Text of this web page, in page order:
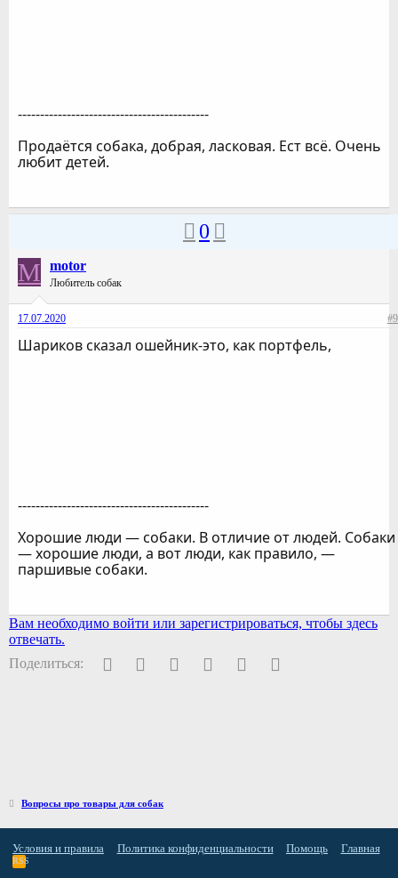
-------------------------------------------
Продаётся собака, добрая, ласковая. Ест всё. Очень
любит детей.
0
M motor
Любитель собак
17.07.2020 #9
Шариков сказал ошейник-это, как портфель,
-------------------------------------------
Хорошие люди — собаки. В отличие от людей. Собаки
— хорошие люди, а вот люди, как правило, —
паршивые собаки.
Вам необходимо войти или зарегистрироваться, чтобы здесь
отвечать.
Поделиться:
FacebookTwitter PinterestWhatsAppЭлектронная почта
Вопросы про товары для собак
Условия и правила Политика конфиденциальности Помощь Главная
RSS